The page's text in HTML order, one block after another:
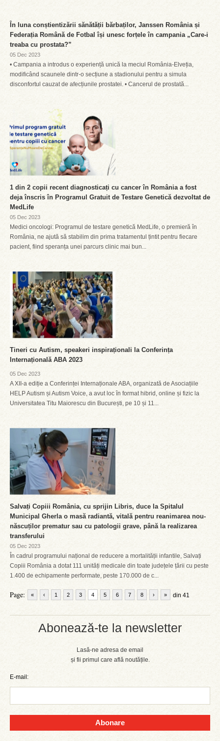
Abonează-te la newsletter
Lasă-ne adresa de email
și fii primul care află noutățile.
E-mail:
Abonare
În luna conștientizării sănătății bărbaților, Janssen România și
Federația Română de Fotbal își unesc forțele în campania „Care-i
treaba cu prostata?”
05 Dec 2023
• Campania a introdus o experiență unică la meciul România-Elveția,
modificând scaunele dintr-o secțiune a stadionului pentru a simula
disconfortul cauzat de afecțiunile prostatei. • Cancerul de prostată...
1 din 2 copii recent diagnosticați cu cancer în România a fost
deja înscris în Programul Gratuit de Testare Genetică dezvoltat de
MedLife
05 Dec 2023
Medici oncologi: Programul de testare genetică MedLife, o premieră în
România, ne ajută să stabilim din prima tratamentul țintit pentru fiecare
pacient, fiind speranța unei parcurs clinic mai bun...
Tineri cu Autism, speakeri inspiraționali la Conferința
Internațională ABA 2023
05 Dec 2023
A XII-a ediție a Conferinței Internaționale ABA, organizată de Asociațiile
HELP Autism și Autism Voice, a avut loc în format hibrid, online și fizic la
Universitatea Titu Maiorescu din București, pe 10 și 11...
Salvați Copiii România, cu sprijin Libris, duce la Spitalul
Municipal Gherla o masă radiantă, vitală pentru reanimarea nou-
născuților prematur sau cu patologii grave, până la realizarea
transferului
05 Dec 2023
În cadrul programului național de reducere a mortalității infantile, Salvați
Copiii România a dotat 111 unități medicale din toate județele țării cu peste
1.400 de echipamente performate, peste 170.000 de c...
Page: « ‹ 1 2 3 4 5 6 7 8 din 41
› »